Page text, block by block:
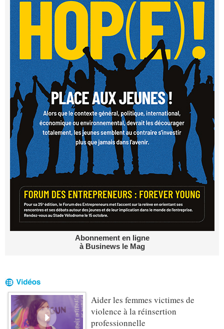
Abonnement en ligne
à Businews le Mag
Aider les femmes victimes de
violence à la réinsertion
professionnelle